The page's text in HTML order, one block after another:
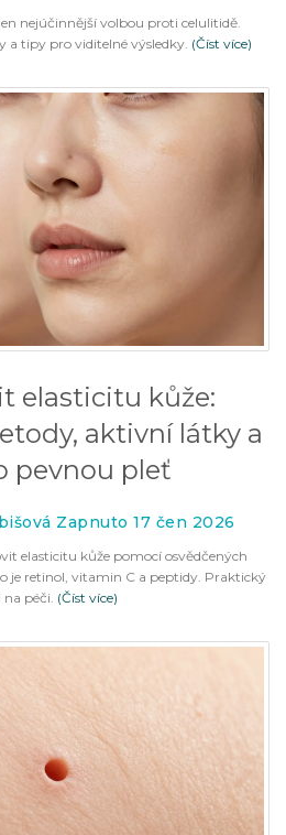
nejúčinnější volbou proti celulitidě.
a tipy pro viditelné výsledky. (Číst více)
elasticitu kůže:
aktivní látky a
pevnou pleť
Zapnuto 17 čen 2026
elasticitu kůže pomocí osvědčených
je retinol, vitamin C a peptidy. Praktický
péči. (Číst více)